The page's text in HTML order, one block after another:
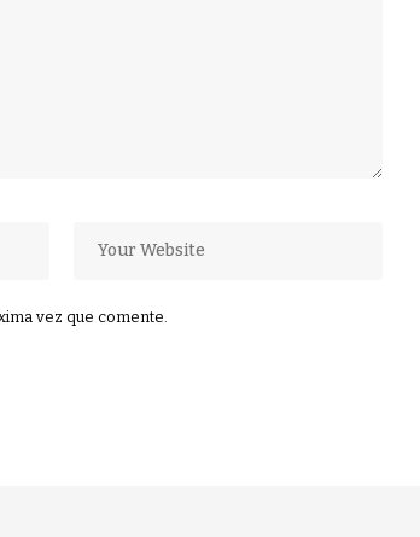
vez que comente.